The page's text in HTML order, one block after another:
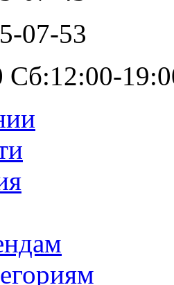
07-53
Сб:12:00-